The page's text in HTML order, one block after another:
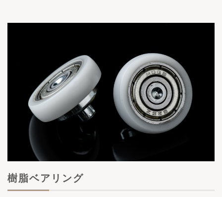
樹脂ベアリング